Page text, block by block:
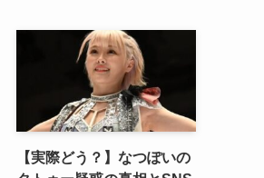
【実際どう？】なつぽいの